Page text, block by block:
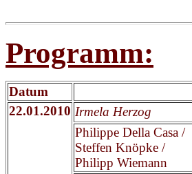
Programm:
Datum
22.01.2010 Irmela Herzog
Philippe Della Casa /
Steffen Knöpke /
Philipp Wiemann